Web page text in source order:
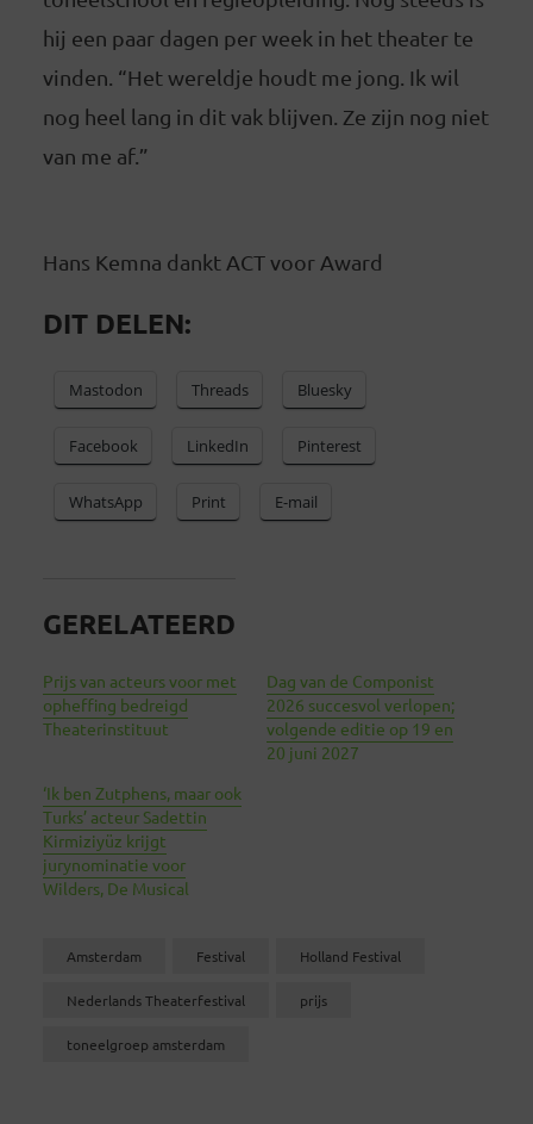
hij een paar dagen per week in het theater te
vinden. “Het wereldje houdt me jong. Ik wil
nog heel lang in dit vak blijven. Ze zijn nog niet
van me af.”
Hans Kemna dankt ACT voor Award
DIT DELEN:
Mastodon Threads Bluesky
Facebook LinkedIn Pinterest
WhatsApp Print E-mail
GERELATEERD
Prijs van acteurs voor met
opheffing bedreigd
Theaterinstituut
Dag van de Componist
2026 succesvol verlopen;
volgende editie op 19 en
20 juni 2027
‘Ik ben Zutphens, maar ook
Turks’ acteur Sadettin
Kirmiziyüz krijgt
jurynominatie voor
Wilders, De Musical
Amsterdam Festival Holland Festival
Nederlands Theaterfestival prijs
toneelgroep amsterdam